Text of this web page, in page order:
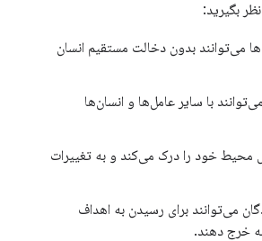
بدون دخالت مستقیم انسان
با سایر عامل‌ها و انسان‌ها
خود را درک می‌کند و به تغییرات
برای رسیدن به اهداف
دهند.